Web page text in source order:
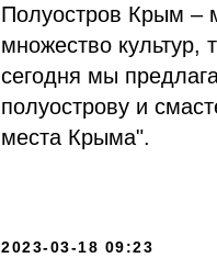
Полуостров Крым –
множество культур,
сегодня мы
полуострову и
места Крыма".
2023-03-18 09:23